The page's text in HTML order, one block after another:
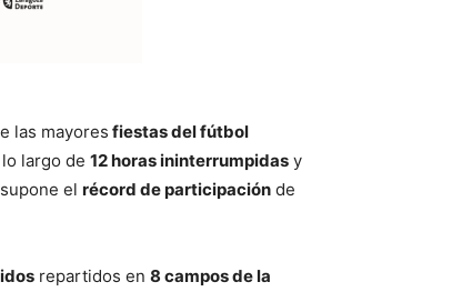
las mayores fiestas del fútbol
largo de 12 horas ininterrumpidas y
el récord de participación de
repartidos en 8 campos de la